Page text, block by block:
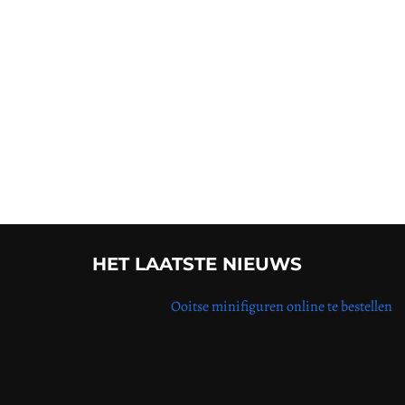
HET LAATSTE NIEUWS
Ooitse minifiguren online te bestellen